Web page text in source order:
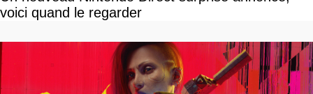
voici quand le regarder